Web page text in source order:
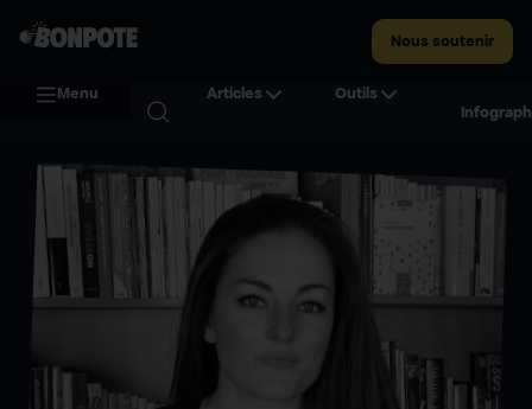
Nous soutenir
Menu Articles
Outils